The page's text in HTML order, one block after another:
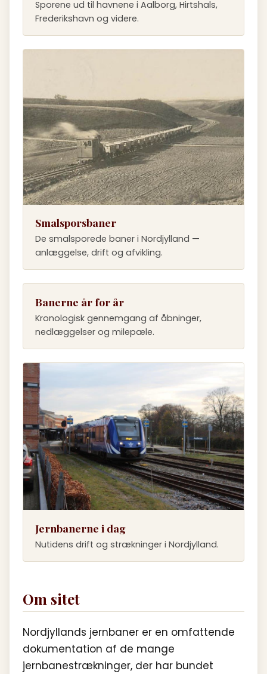
Sporene ud til havnene i Aalborg, Hirtshals,
Frederikshavn og videre.
Smalsporsbaner
De smalsporede baner i Nordjylland —
anlæggelse, drift og afvikling.
Banerne år for år
Kronologisk gennemgang af åbninger,
nedlæggelser og milepæle.
Jernbanerne i dag
Nutidens drift og strækninger i Nordjylland.
Om sitet
Nordjyllands jernbaner er en omfattende
dokumentation af de mange
jernbanestrækninger, der har bundet